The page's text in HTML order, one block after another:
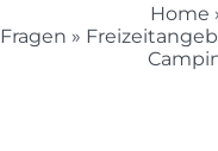
Home
Fragen »